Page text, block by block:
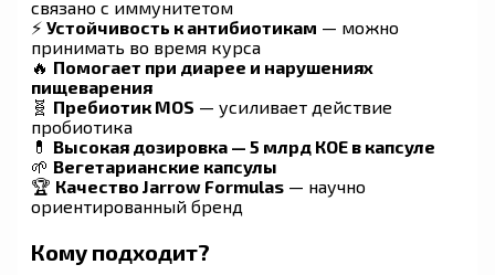
связано с иммунитетом
⚡ Устойчивость к антибиотикам — можно
принимать во время курса
🔥 Помогает при диарее и нарушениях
пищеварения
🧬 Пребиотик MOS — усиливает действие
пробиотика
💊 Высокая дозировка — 5 млрд КОЕ в капсуле
🌱 Вегетарианские капсулы
🏆 Качество Jarrow Formulas — научно
ориентированный бренд
Кому подходит?